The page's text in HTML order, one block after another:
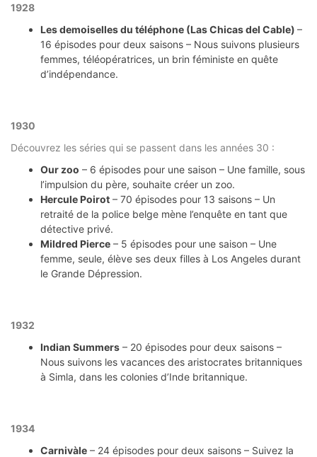
1928
Les demoiselles du téléphone (Las Chicas del Cable) –
16 épisodes pour deux saisons – Nous suivons plusieurs
femmes, téléopératrices, un brin féministe en quête
d’indépendance.
1930
Découvrez les séries qui se passent dans les années 30 :
Our zoo – 6 épisodes pour une saison – Une famille, sous
l’impulsion du père, souhaite créer un zoo.
Hercule Poirot – 70 épisodes pour 13 saisons – Un
retraité de la police belge mène l’enquête en tant que
détective privé.
Mildred Pierce – 5 épisodes pour une saison – Une
femme, seule, élève ses deux filles à Los Angeles durant
le Grande Dépression.
1932
Indian Summers – 20 épisodes pour deux saisons –
Nous suivons les vacances des aristocrates britanniques
à Simla, dans les colonies d’Inde britannique.
1934
Carnivàle – 24 épisodes pour deux saisons – Suivez la